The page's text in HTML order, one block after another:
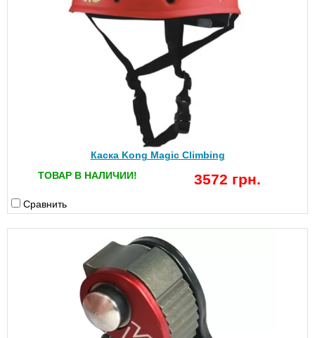
Каска Kong Magic Climbing
ТОВАР В НАЛИЧИИ!
3572 грн.
Сравнить